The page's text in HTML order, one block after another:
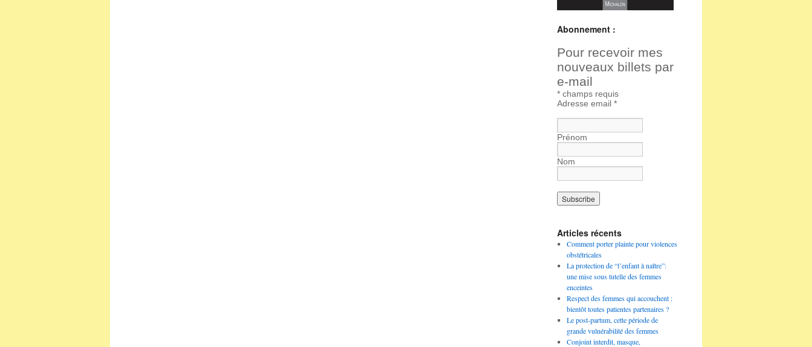
Abonnement :
Pour recevoir mes
nouveaux billets par
e-mail
* champs requis
Adresse email *
Prénom
Nom
Articles récents
Comment porter plainte pour violences
obstétricales
La protection de “l’enfant à naître”:
une mise sous tutelle des femmes
enceintes
Respect des femmes qui accouchent :
bientôt toutes patientes partenaires ?
Le post-partum, cette période de
grande vulnérabilité des femmes
Conjoint interdit, masque,